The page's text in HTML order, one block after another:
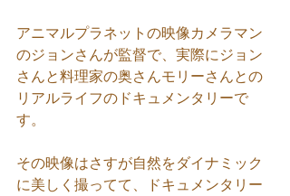
アニマルプラネットの映像カメラマン
のジョンさんが監督で、実際にジョン
さんと料理家の奥さんモリーさんとの
リアルライフのドキュメンタリーで
す。
その映像はさすが自然をダイナミック
に美しく撮ってて、ドキュメンタリー